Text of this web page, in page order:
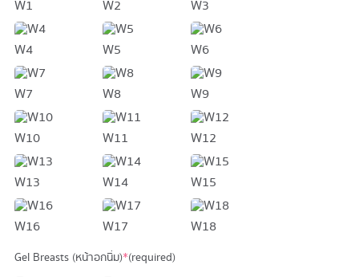
W1 W2 W3
W4 W5 W6
W7 W8 W9
W10 W11 W12
W13 W14 W15
W16 W17 W18
Gel Breasts (หน้าอกนิ่ม)*(required)